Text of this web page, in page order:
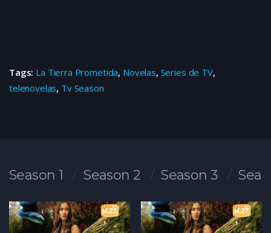
Tags: La Tierra Prometida, Novelas, Series de TV,
telenovelas, Tv Season
Season 1 Season 2 Season 3